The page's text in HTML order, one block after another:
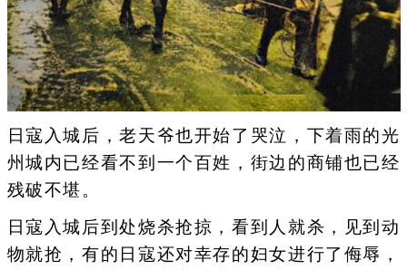
日寇入城后，老天爷也开始了哭泣，下着雨的光
州城内已经看不到一个百姓，街边的商铺也已经
残破不堪。
日寇入城后到处烧杀抢掠，看到人就杀，见到动
物就抢，有的日寇还对幸存的妇女进行了侮辱，